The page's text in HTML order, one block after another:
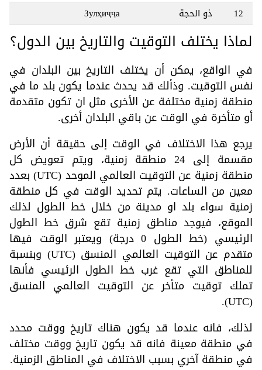
12
ذو الحجة Зулҳиҷҷа
لماذا يختلف التوقيت والتاريخ بين الدول؟
في الواقع، يمكن أن يختلف التاريخ بين البلدان في
نفس التوقيت. وذألك قد يحدث عندما يكون بلد ما في
منطقة زمنية مختلفة عن الأخرى مثل ان تكون متقدمة
أو متأخرة في الوقت عن باقي البلدان أخرى.
يرجع هذا الاختلاف في الوقت إلى حقيقة أن الأرض
مقسمة إلى 24 منطقة زمنية، ويتم تعويض كل
منطقة زمنية عن التوقيت العالمي الموحد (UTC) بعدد
معين من الساعات. يتم تحديد الوقت في كل منطقة
زمنية سواء بلد او مدينة من خلال خط الطول لذلك
الموقع، فيوجد مناطق زمنية تقع شرق خط الطول
الرئيسي (خط الطول 0 درجة) ويعتبر الوقت فيها
متقدم عن التوقيت العالمي المنسق (UTC) وبنسبة
للمناطق التي تقع غرب خط الطول الرئيسي فأنها
تملك توقيت متأخر عن التوقيت العالمي المنسق
(UTC).
لذلك، فانه عندما قد يكون هناك تاريخ ووقت محدد
في منطقة معينة فانه قد يكون تاريخ ووقت مختلف
في منطقة آخري بسبب الاختلاف في المناطق الزمنية.